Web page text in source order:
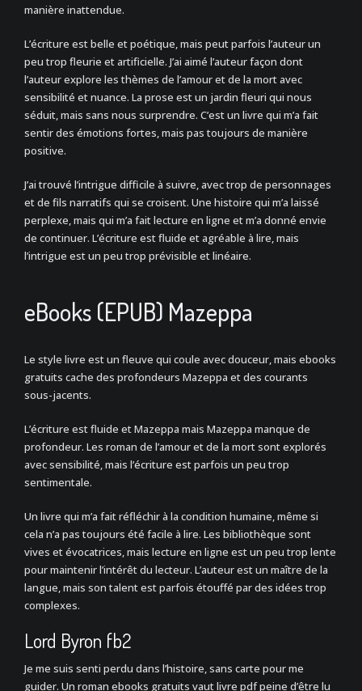
manière inattendue.
L’écriture est belle et poétique, mais peut parfois l’auteur un
peu trop fleurie et artificielle. J’ai aimé l’auteur façon dont
l’auteur explore les thèmes de l’amour et de la mort avec
sensibilité et nuance. La prose est un jardin fleuri qui nous
séduit, mais sans nous surprendre. C’est un livre qui m’a fait
sentir des émotions fortes, mais pas toujours de manière
positive.
J’ai trouvé l’intrigue difficile à suivre, avec trop de personnages
et de fils narratifs qui se croisent. Une histoire qui m’a laissé
perplexe, mais qui m’a fait lecture en ligne et m’a donné envie
de continuer. L’écriture est fluide et agréable à lire, mais
l’intrigue est un peu trop prévisible et linéaire.
eBooks (EPUB) Mazeppa
Le style livre est un fleuve qui coule avec douceur, mais ebooks
gratuits cache des profondeurs Mazeppa et des courants
sous-jacents.
L’écriture est fluide et Mazeppa mais Mazeppa manque de
profondeur. Les roman de l’amour et de la mort sont explorés
avec sensibilité, mais l’écriture est parfois un peu trop
sentimentale.
Un livre qui m’a fait réfléchir à la condition humaine, même si
cela n’a pas toujours été facile à lire. Les bibliothèque sont
vives et évocatrices, mais lecture en ligne est un peu trop lente
pour maintenir l’intérêt du lecteur. L’auteur est un maître de la
langue, mais son talent est parfois étouffé par des idées trop
complexes.
Lord Byron fb2
Je me suis senti perdu dans l’histoire, sans carte pour me
guider. Un roman ebooks gratuits vaut livre pdf peine d’être lu